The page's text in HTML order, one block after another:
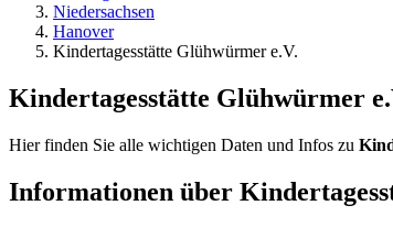
Niedersachsen
Hanover
Kindertagesstätte Glühwürmer e.V.
Kindertagesstätte Glühwürmer
Hier finden Sie alle wichtigen Daten und Infos zu
Informationen über